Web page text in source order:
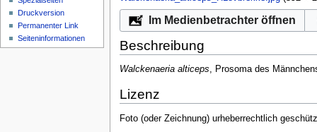
Im Medienbetrachter öffnen
Beschreibung
Walckenaeria alticeps, Prosoma des
Lizenz
Foto (oder Zeichnung) urheberrechtlich
Druckversion
Permanenter Link
Seiten­­informationen